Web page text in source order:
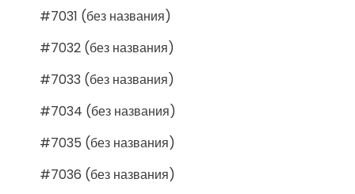
#7031 (без названия)
#7032 (без названия)
#7033 (без названия)
#7034 (без названия)
#7035 (без названия)
#7036 (без названия)